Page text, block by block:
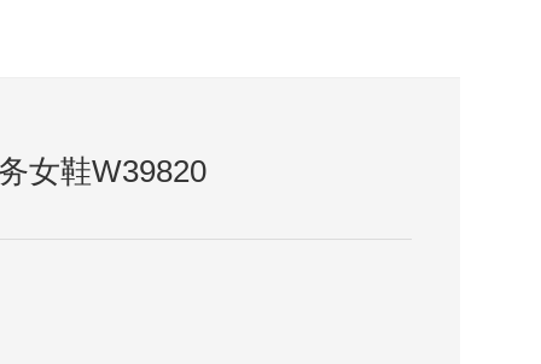
女鞋W39820